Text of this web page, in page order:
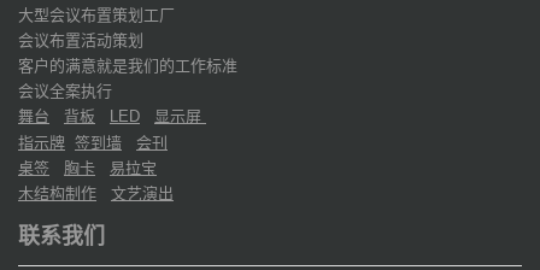
大型会议布置策划工厂
会议布置活动策划
客户的满意就是我们的工作标准
会议全案执行
舞台
背板 LED
显示屏
指示牌 签到墙
会刊
桌签
胸卡
易拉宝
木结构制作
文艺演出
联系我们